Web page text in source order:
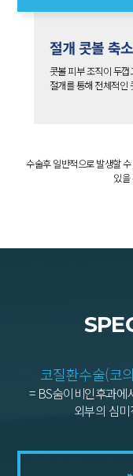
절개 콧볼 축소
콧볼 피부 조직이 두
절개를 통해 전체적인
수술후 일반적으로 발생할
있을
코질환수술(코
= BS숨이비인후과에
외부의 심